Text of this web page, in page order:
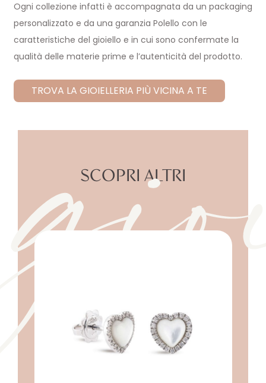
Ogni collezione infatti è accompagnata da un packaging
personalizzato e da una garanzia Polello con le
caratteristiche del gioiello e in cui sono confermate la
qualità delle materie prime e l’autenticità del prodotto.
TROVA LA GIOIELLERIA PIÙ VICINA A TE
SCOPRI ALTRI